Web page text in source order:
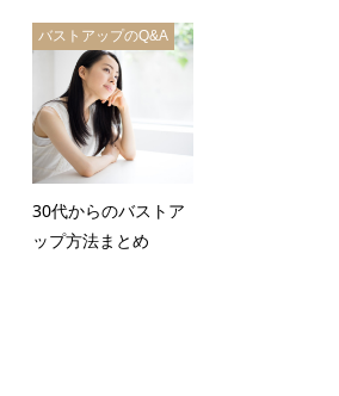
バストアップのQ&A
30代からのバストア
ップ方法まとめ